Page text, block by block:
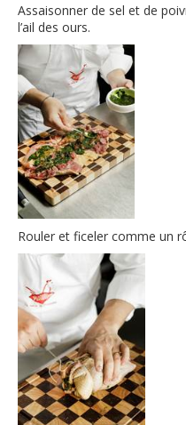
Assaisonner de sel et de
l’ail des ours.
Rouler et ficeler comme un